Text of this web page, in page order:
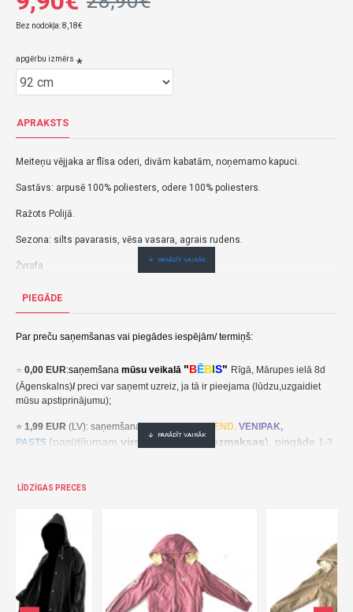
Bez nodokļa: 8,18€
apgērbu izmērs
APRAKSTS
Meiteņu vējjaka ar flīsa oderi, divām kabatām, noņemamo kapuci.
Sastāvs: arpusē 100% poliesters, odere 100% poliesters.
Ražots Polijā.
Sezona: silts pavarasis, vēsa vasara, agrais rudens.
Žyrafa
PIEGĀDE
Par preču saņemšanas vai piegādes iespējām/ termiņš:
⭐ 0,00 EUR:saņemšana mūsu veikalā "BĒBIS" Rīgā, Mārupes ielā 8d
(Āgenskalns)/preci var saņemt uzreiz, ja tā ir pieejama (lūdzu,uzgaidiet
mūsu apstiprinājumu);
⭐ 1,99 EUR (LV): saņemšana pakomātā SEND, VENIPAK,
PASTS (pasūtījumam virs 30,00 EUR- bezmaksas), piegāde 1-3
⭐2,49 EUR(LT, EE): saņemšana pakomātā
EE:2,49 EUR kättesaamine pakiautomaadis UNISEND, Udrop,
kohaletoimetamine 2-5 tööpäeva jooksul;
LT: 2,49 EUR gavimas siuntų automate UNISEND, Udrop, LPExpress,
pristatymas per 2–5 darbo dienas;
⭐ 3,50 EUR (LV): saņemšana DPD Paku Skapis (pasūtījumamvirs
LĪDZĪGAS PRECES